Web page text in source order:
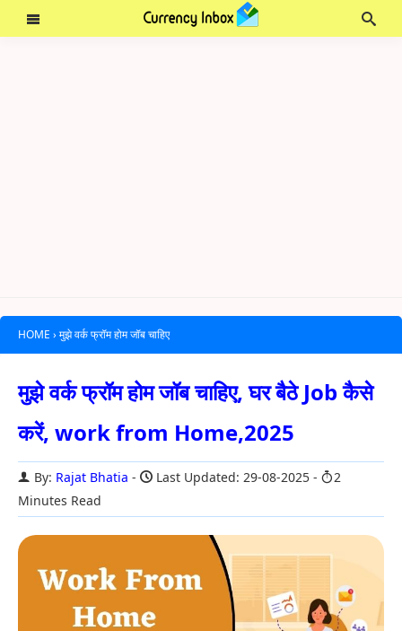
HOME › मुझे वर्क फ्रॉम होम जॉब चाहिए
मुझे वर्क फ्रॉम होम जॉब चाहिए, घर बैठे Job कैसे
करें, work from Home,2025
By: Rajat Bhatia Last Updated: 29-08-2025
2
Minutes Read